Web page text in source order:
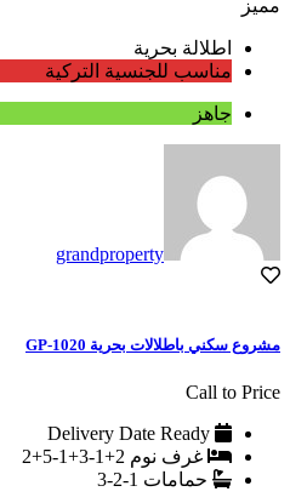
مميز
اطلالة بحرية
مناسب للجنسية التركية
جاهز
grandproperty
مشروع سكني باطلالات بحرية GP-1020
Call to Price
Delivery Date Ready
غرف نوم 2+1-3+1-5+2
حمامات 1-2-3